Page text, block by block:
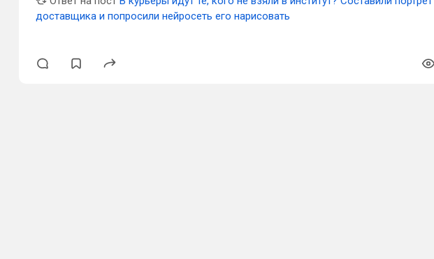
доставщика и попросили нейросеть его нарисовать